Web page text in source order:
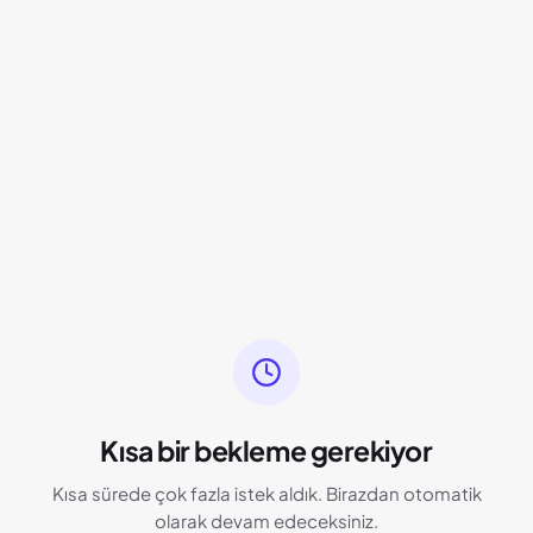
Kısa bir bekleme gerekiyor
Kısa sürede çok fazla istek aldık. Birazdan otomatik
olarak devam edeceksiniz.